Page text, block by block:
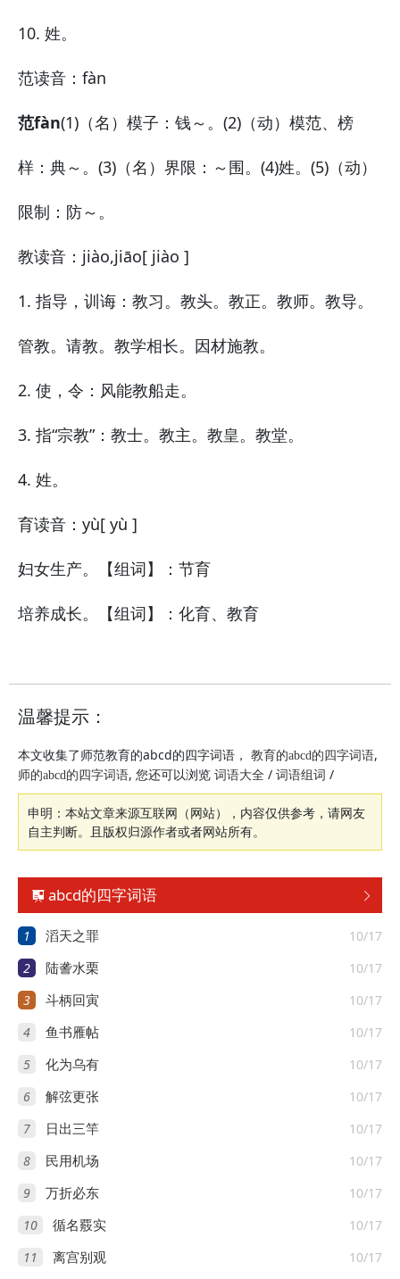
10. 姓。
范读音：fàn
范fàn(1)（名）模子： 钱～。 (2)（动）模范、榜
样： 典～。 (3)（名）界限： ～围。 (4)姓。(5)（动）
限制： 防～。
教读音：jiào,jiāo[ jiào ]
1. 指导，训诲：教习。教头。教正。教师。教导。
管教。请教。教学相长。因材施教。
2. 使，令：风能教船走。
3. 指“宗教”：教士。教主。教皇。教堂。
4. 姓。
育读音：yù[ yù ]
妇女生产。【组词】：节育
培养成长。【组词】：化育、教育
温馨提示：
本文收集了师范教育的abcd的四字词语， 教育的abcd的四字词语,
师的abcd的四字词语, 您还可以浏览 词语大全 / 词语组词 /
申明：本站文章来源互联网（网站），内容仅供参考，请网友
自主判断。且版权归源作者或者网站所有。

 abcd的四字词语
1 10/17
滔天之罪
2 10/17
陆詟水栗
3 10/17
斗柄回寅
4 10/17
鱼书雁帖
5 10/17
化为乌有
6 10/17
解弦更张
7 10/17
日出三竿
8 10/17
民用机场
9 10/17
万折必东
10 10/17
循名覈实
11 10/17
离宫别观